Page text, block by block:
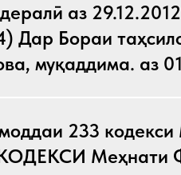
аз
Дар Бораи
муқаддима. аз
233